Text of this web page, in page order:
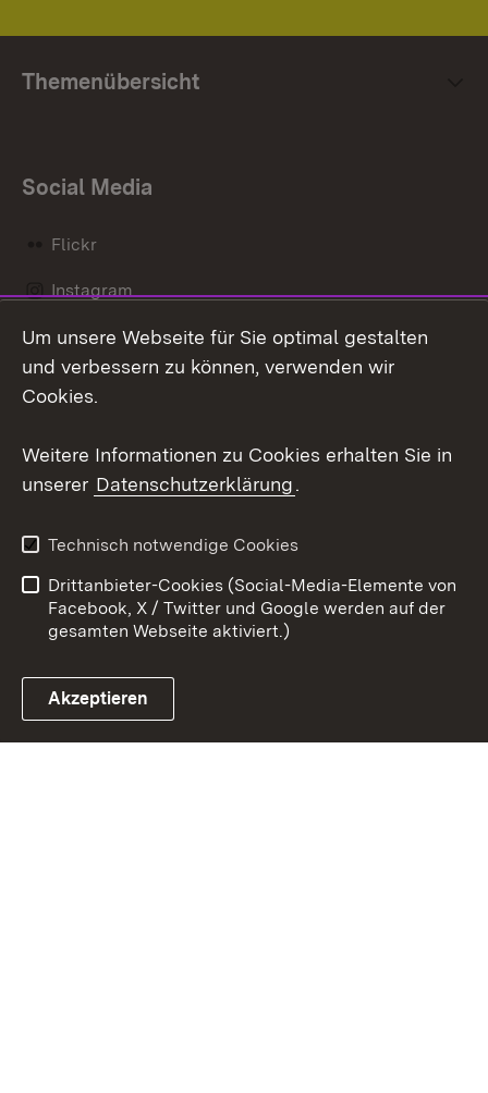
Themenübersicht
Social Media
Flickr
Instagram
Social Wall
Link zum Landesportal
Barrierefreiheit
Benutzungshinweise
Impressum
Cookies
Um unsere Webseite für Sie optimal gestalten
und verbessern zu können, verwenden wir
Cookies.
Weitere Informationen zu Cookies erhalten Sie in
unserer Datenschutzerklärung.
Technisch notwendige Cookies
Drittanbieter-Cookies (Social-Media-Elemente von
Facebook, X / Twitter und Google werden auf der
gesamten Webseite aktiviert.)
Akzeptieren